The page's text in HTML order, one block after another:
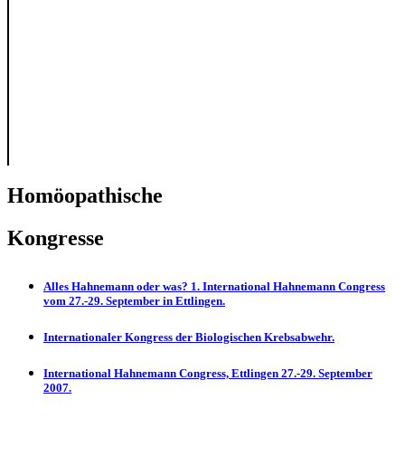
Homöopathische
Kongresse
Alles Hahnemann oder was? 1. International Hahnemann Congress
vom 27.-29. September in Ettlingen.
Internationaler Kongress der Biologischen Krebsabwehr.
International Hahnemann Congress, Ettlingen 27.-29. September
2007.